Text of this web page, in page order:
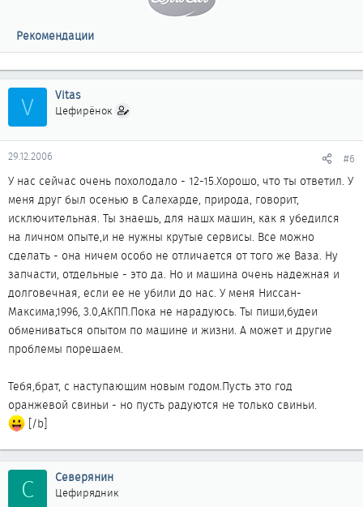
Рекомендации
V Vitas
Цефирёнок
29.12.2006 #6
У нас сейчас очень похолодало - 12-15.Хорошо, что ты ответил. У
меня друг был осенью в Салехарде, природа, говорит,
исключительная. Ты знаешь, для нашх машин, как я убедился
на личном опыте,и не нужны крутые сервисы. Все можно
сделать - она ничем особо не отличается от того же Ваза. Ну
запчасти, отдельные - это да. Но и машина очень надежная и
долговечная, если ее не убили до нас. У меня Ниссан-
Максима,1996, 3.0,АКПП.Пока не нарадуюсь. Ты пиши,будеи
обмениваться опытом по машине и жизни. А может и другие
проблемы порешаем.
Тебя,брат, с наступающим новым годом.Пусть это год
оранжевой свиньи - но пусть радуются не только свиньи.
[/b]
С Северянин
Цефирядник